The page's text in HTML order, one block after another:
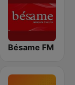
Bésame FM